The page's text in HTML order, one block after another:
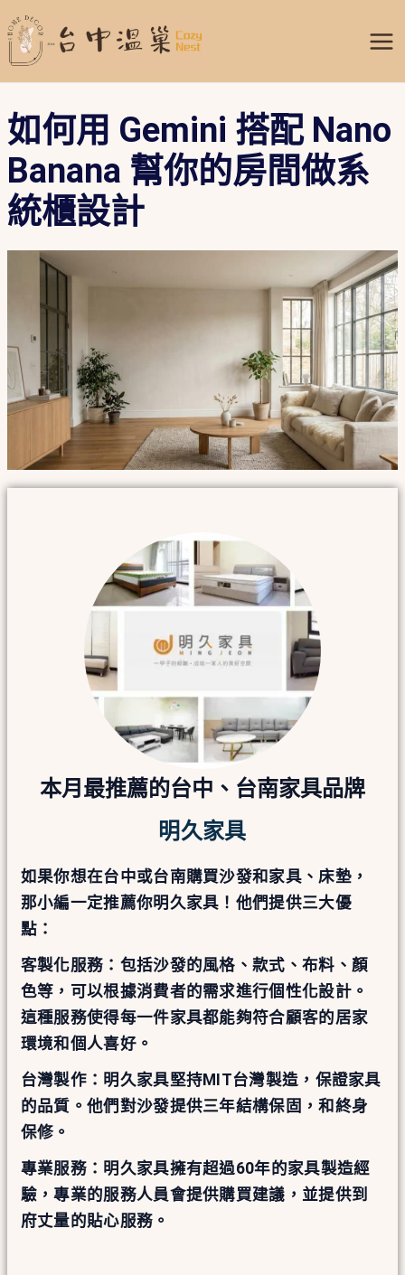
至
容如何用 Gemini 搭配 Nano
Banana 幫你的房間做系
統櫃設計
本月最推薦的台中、台南家具品牌
明久家具
如果你想在台中或台南購買沙發和家具、床墊，
那小編一定推薦你明久家具！他們提供三大優
點：
客製化服務：包括沙發的風格、款式、布料、顏
色等，可以根據消費者的需求進行個性化設計。
這種服務使得每一件家具都能夠符合顧客的居家
環境和個人喜好。
台灣製作：明久家具堅持MIT台灣製造，保證家具
的品質。他們對沙發提供三年結構保固，和終身
保修。
專業服務：明久家具擁有超過60年的家具製造經
驗，專業的服務人員會提供購買建議，並提供到
府丈量的貼心服務。